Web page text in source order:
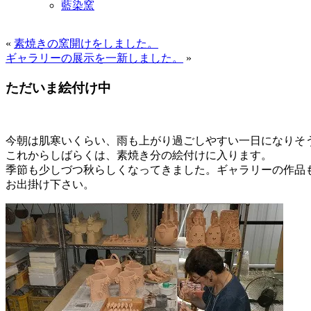
藍染窯
« 素焼きの窯開けをしました。
ギャラリーの展示を一新しました。
»
ただいま絵付け中
今朝は肌寒いくらい、雨も上がり過ごしやすい一日になりそ
これからしばらくは、素焼き分の絵付けに入ります。
季節も少しづつ秋らしくなってきました。ギャラリーの作品
お出掛け下さい。